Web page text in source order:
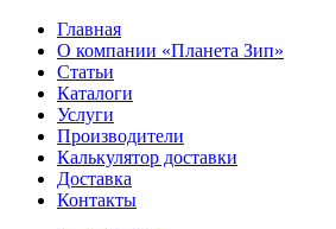
Skip
content
Главная
О компании «Планета Зип»
Статьи
Каталоги
Услуги
Производители
Калькулятор доставки
Доставка
Контакты